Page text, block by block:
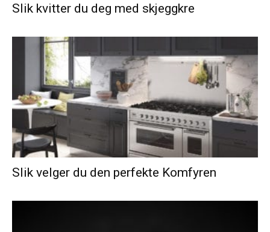
Slik kvitter du deg med skjeggkre
Slik velger du den perfekte Komfyren